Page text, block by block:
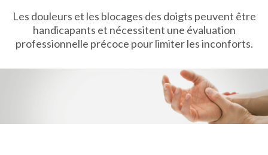
Les douleurs et les blocages des doigts peuvent être
handicapants et nécessitent une évaluation
professionnelle précoce pour limiter les inconforts.